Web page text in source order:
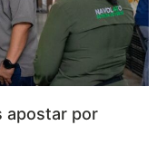
apostar por